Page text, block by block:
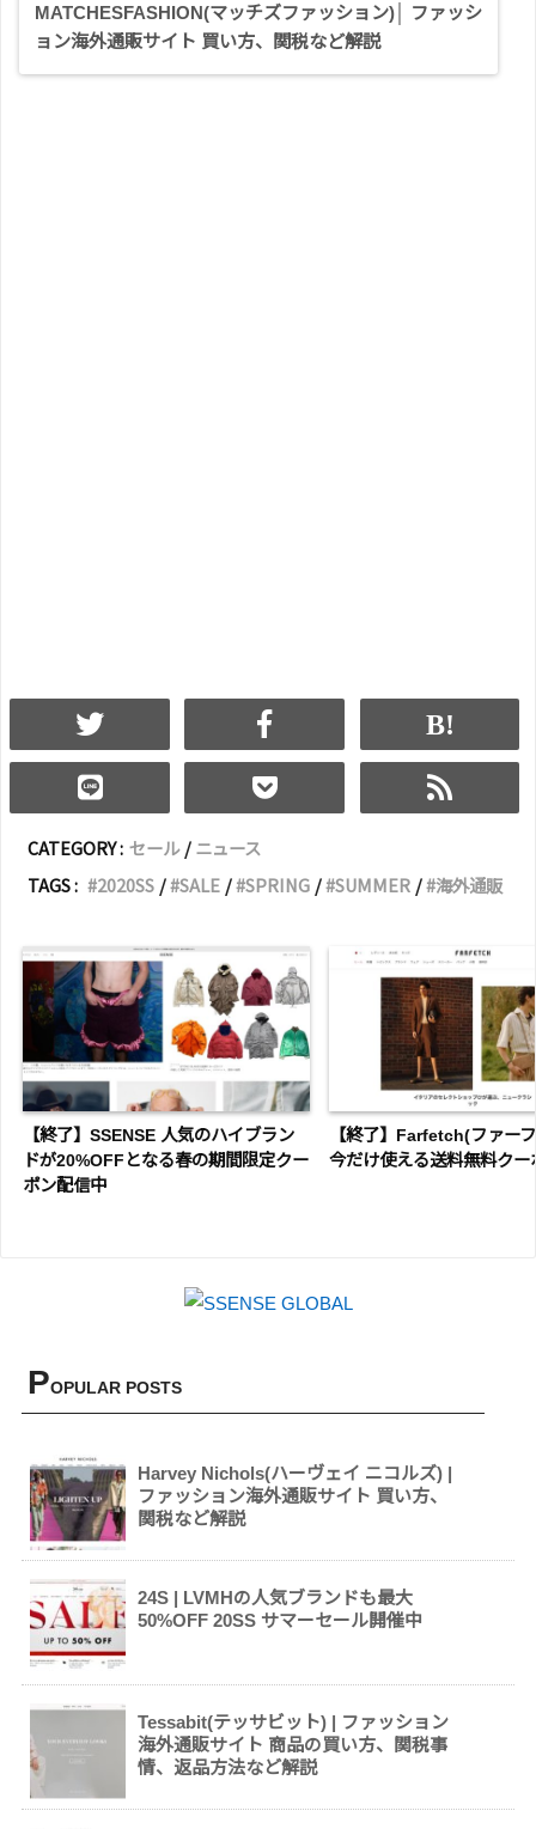
MATCHESFASHION(マッチズファッション)│ ファッシ
ョン海外通販サイト 買い方、関税など解説
CATEGORY : セール
ニュース
TAGS :
2020SS SALE SPRING SUMMER 海外通販
【終了】SSENSE 人気のハイブラン
ドが20%OFFとなる春の期間限定クー
ポン配信中
【終了】Farfetch(ファー
今だけ使える送料無料クー
POPULAR POSTS
Harvey Nichols(ハーヴェイ ニコルズ) |
ファッション海外通販サイト 買い方、
関税など解説
24S | LVMHの人気ブランドも最大
50%OFF 20SS サマーセール開催中
Tessabit(テッサビット) | ファッション
海外通販サイト 商品の買い方、関税事
情、返品方法など解説